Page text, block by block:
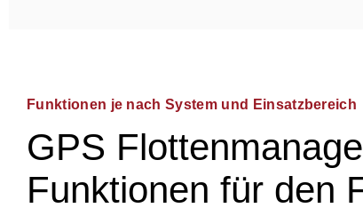
Funktionen je nach System und Einsatzbereich
GPS
Funktionen für den